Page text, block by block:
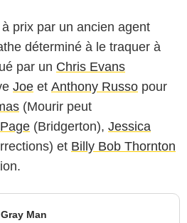
prix par un ancien agent
déterminé à le traquer à
par un Chris Evans
Joe et Anthony Russo pour
(Mourir peut
(Bridgerton), Jessica
et Billy Bob Thornton
Man